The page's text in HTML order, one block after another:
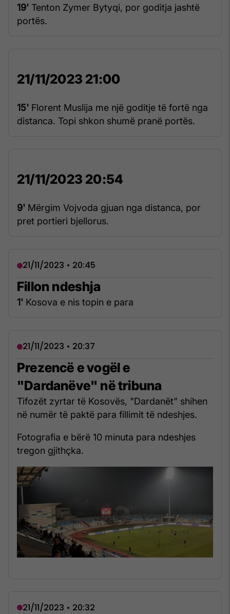
19' Tenton Zymer Bytyqi, por goditja jashtë
portës.
21/11/2023 21:00
15' Florent Muslija me një goditje të fortë nga
distanca. Topi shkon shumë pranë portës.
21/11/2023 20:54
9' Mërgim Vojvoda gjuan nga distanca, por
pret portieri bjellorus.
21/11/2023 • 20:45
Fillon ndeshja
1' Kosova e nis topin e para
21/11/2023 • 20:37
Prezencë e vogël e
"Dardanëve" në tribuna
Tifozët zyrtar të Kosovës, "Dardanët" shihen
në numër të paktë para fillimit të ndeshjes.
Fotografia e bërë 10 minuta para ndeshjes
tregon gjithçka.
21/11/2023 • 20:32